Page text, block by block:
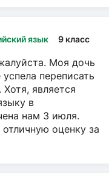
язык 9 класс
Моя дочь
переписать
является
в
нам 3 июля.
оценку за